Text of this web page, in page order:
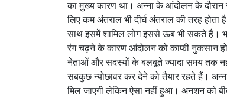
का मुख्य कारण था। अन्ना के आंदोलन के
लिए कम अंतराल भी दीर्घ अंतराल की तरह
साथ इसमें शामिल लोग इससे ऊब भी सकते हैं।
रंग चढ़ने के कारण आंदोलन को काफी नुकसान हो
नेताओं और सदस्यों के बलबूते ज्यादा समय तक
सबकुछ न्योछावर कर देने को तैयार रहते हैं।
मिल जाएगी लेकिन ऐसा नहीं हुआ। अनशन को